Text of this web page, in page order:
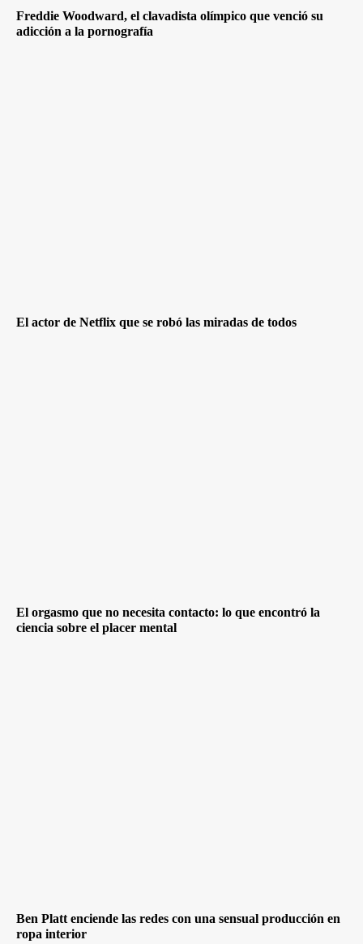
Freddie Woodward, el clavadista olímpico que venció su
adicción a la pornografía
El actor de Netflix que se robó las miradas de todos
El orgasmo que no necesita contacto: lo que encontró la
ciencia sobre el placer mental
Ben Platt enciende las redes con una sensual producción en
ropa interior